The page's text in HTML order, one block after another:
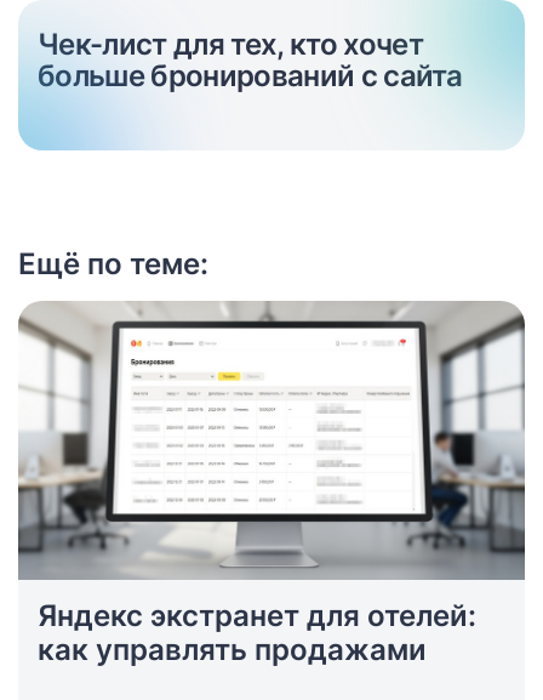
Чек-лист для тех, кто хочет
больше бронирований с сайта
Ещё по теме:
Яндекс экстранет для отелей:
как управлять продажами